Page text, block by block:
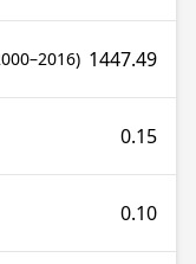
1447.49
0.15
0.10